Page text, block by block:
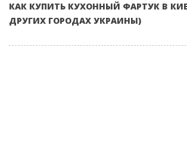
КАК КУПИТЬ КУХОННЫЙ ФАРТУК В
ДРУГИХ ГОРОДАХ УКРАИНЫ)